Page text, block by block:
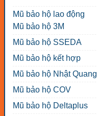
Mũ bảo hộ lao động
Mũ bảo hộ 3M
Mũ bảo hộ SSEDA
Mũ bảo hộ kết hợp
Mũ bảo hộ Nhật Quang
Mũ bảo hộ COV
Mũ bảo hộ Deltaplus